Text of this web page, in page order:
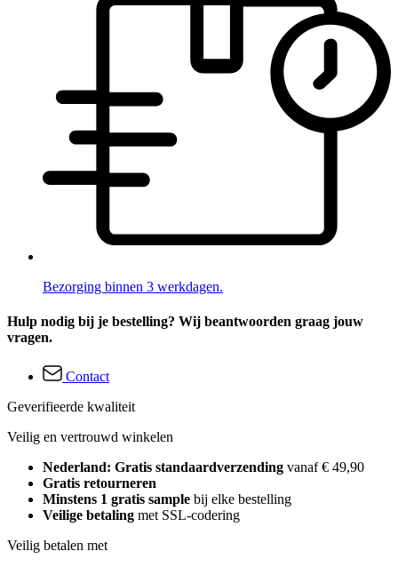
Bezorging binnen 3 werkdagen.
Hulp nodig bij je bestelling? Wij beantwoorden graag jouw
vragen.
Contact
Geverifieerde kwaliteit
Veilig en vertrouwd winkelen
Nederland: Gratis standaardverzending vanaf € 49,90
Gratis retourneren
Minstens 1 gratis sample bij elke bestelling
Veilige betaling met SSL-codering
Veilig betalen met